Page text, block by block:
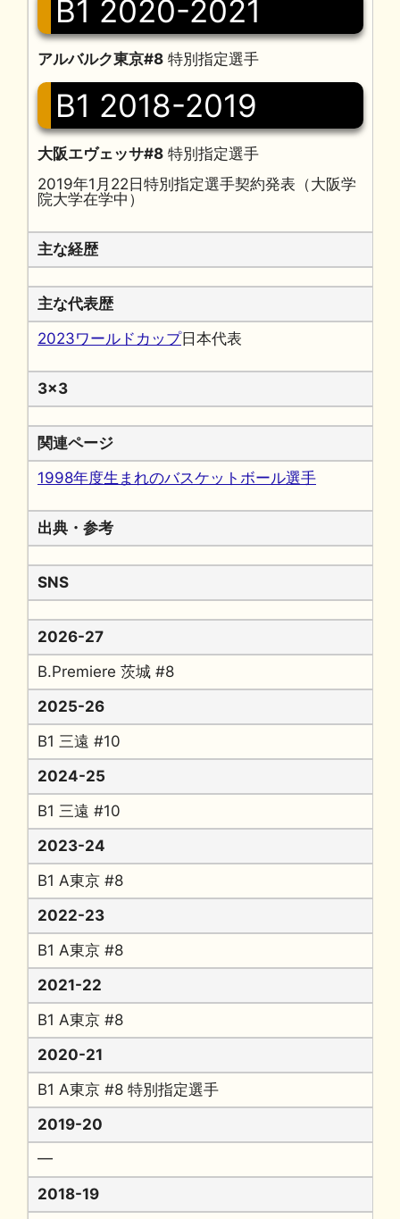
B1 2020-2021
アルバルク東京#8 特別指定選手
B1 2018-2019
大阪エヴェッサ#8 特別指定選手
2019年1月22日特別指定選手契約発表（大阪学
院大学在学中）
主な経歴
主な代表歴
2023ワールドカップ日本代表
3x3
関連ページ
1998年度生まれのバスケットボール選手
出典・参考
SNS
2026-27
B.Premiere 茨城 #8
2025-26
B1 三遠 #10
2024-25
B1 三遠 #10
2023-24
B1 A東京 #8
2022-23
B1 A東京 #8
2021-22
B1 A東京 #8
2020-21
B1 A東京 #8 特別指定選手
2019-20
━
2018-19